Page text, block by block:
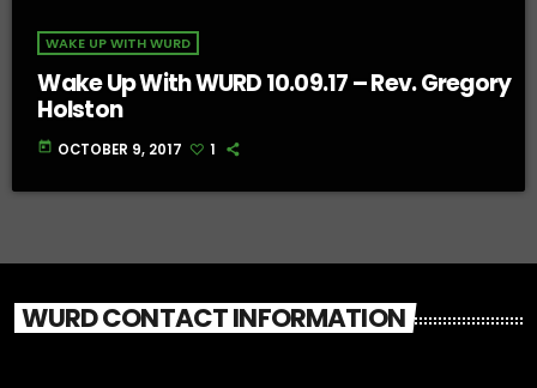
WAKE UP WITH WURD
Wake Up With WURD 10.09.17 – Rev. Gregory
Holston
today OCTOBER 9, 2017 1
WURD CONTACT INFORMATION